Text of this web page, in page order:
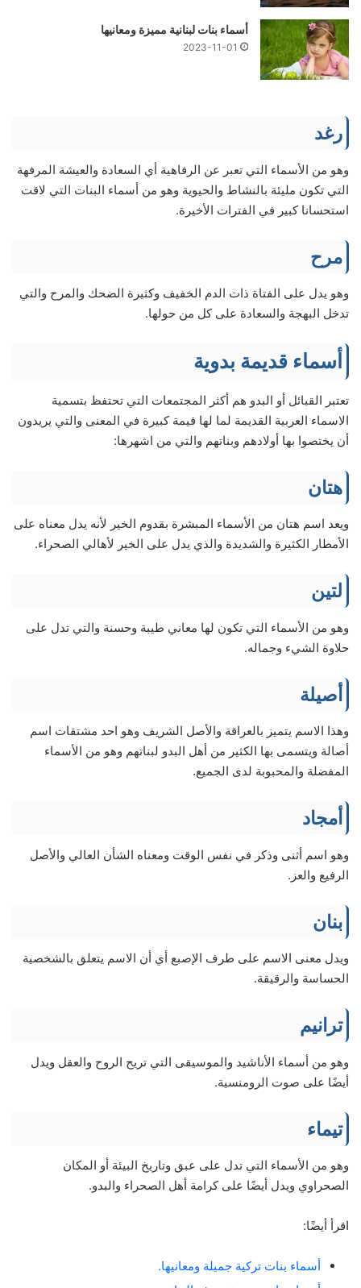
أسماء بنات لبنانية مميزة ومعانيها
2023-11-01
رغد
وهو من الأسماء التي تعبر عن الرفاهية أي السعادة والعيشة المرفهة
التي تكون مليئة بالنشاط والحيوية وهو من أسماء البنات التي لاقت
استحسانا كبير في الفترات الأخيرة.
مرح
وهو يدل على الفتاة ذات الدم الخفيف وكثيرة الضحك والمرح والتي
تدخل البهجة والسعادة على كل من حولها.
أسماء قديمة بدوية
تعتبر القبائل أو البدو هم أكثر المجتمعات التي تحتفظ بتسمية
الاسماء العربية القديمة لما لها قيمة كبيرة في المعنى والتي يريدون
أن يختصوا بها أولادهم وبناتهم والتي من اشهرها:
هتان
ويعد اسم هتان من الأسماء المبشرة بقدوم الخير لأنه يدل معناه على
الأمطار الكثيرة والشديدة والذي يدل على الخير لأهالي الصحراء.
لتين
وهو من الأسماء التي تكون لها معاني طيبة وحسنة والتي تدل على
حلاوة الشيء وجماله.
أصيلة
وهذا الاسم يتميز بالعراقة والأصل الشريف وهو احد مشتقات اسم
أصالة ويتسمى بها الكثير من أهل البدو لبناتهم وهو من الأسماء
المفضلة والمحبوبة لدى الجميع.
أمجاد
وهو اسم أثنى وذكر في نفس الوقت ومعناه الشأن العالي والأصل
الرفيع والعز.
بنان
ويدل معنى الاسم على طرف الإصبع أي أن الاسم يتعلق بالشخصية
الحساسة والرقيقة.
ترانيم
وهو من أسماء الأناشيد والموسيقى التي تريح الروح والعقل ويدل
أيضًا على صوت الرومنسية.
تيماء
وهو من الأسماء التي تدل على عبق وتاريخ البيئة أو المكان
الصحراوي ويدل أيضًا على كرامة أهل الصحراء والبدو.
اقرأ أيضًا:
أسماء بنات تركية جميلة ومعانيها.